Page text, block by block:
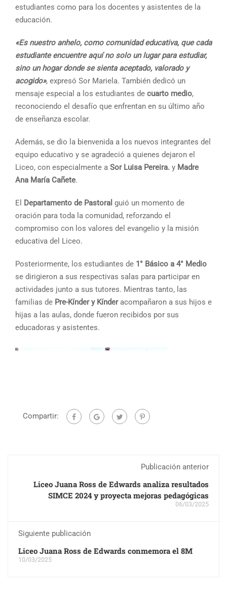
estudiantes como para los docentes y asistentes de la
educación.
«Es nuestro anhelo, como comunidad educativa, que cada
estudiante encuentre aquí no solo un lugar para estudiar,
sino un hogar donde se sienta aceptado, valorado y
acogido», expresó Sor Mariela. También dedicó un
mensaje especial a los estudiantes de cuarto medio,
reconociendo el desafío que enfrentan en su último año
de enseñanza escolar.
Además, se dio la bienvenida a los nuevos integrantes del
equipo educativo y se agradeció a quienes dejaron el
Liceo, con especialmente a Sor Luisa Pereira. y Madre
Ana María Cañete.
El Departamento de Pastoral guió un momento de
oración para toda la comunidad, reforzando el
compromiso con los valores del evangelio y la misión
educativa del Liceo.
Posteriormente, los estudiantes de 1° Básico a 4° Medio
se dirigieron a sus respectivas salas para participar en
actividades junto a sus tutores. Mientras tanto, las
familias de Pre-Kínder y Kínderacompañaron a sus hijos e
hijas a las aulas, donde fueron recibidos por sus
educadoras y asistentes.
Compartir:
Publicación anterior
Liceo Juana Ross de Edwards analiza resultados
SIMCE 2024 y proyecta mejoras pedagógicas
06/03/2025
Siguiente publicación
Liceo Juana Ross de Edwards conmemora el 8M
10/03/2025